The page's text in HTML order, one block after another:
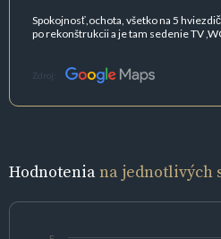
Spokojnosť,ochota, všetko na 5
po rekonštrukcii a je tam sedenie TV
Zdroj:
Hodnoteniana jednotlivých